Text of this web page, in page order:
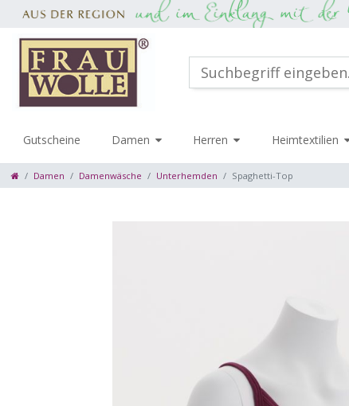
Gutscheine Damen Herren Heimtextilien
Damen Damenwäsche Unterhemden Spaghetti-Top